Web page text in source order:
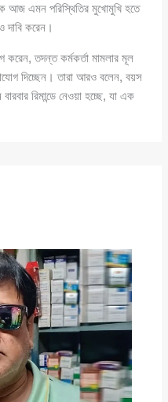
আজ এমন পরিস্থিতির মুখোমুখি হতে
দাবি করেন।
করেন, তদন্ত কর্মকর্তা মামলার মূল
দিচ্ছেন। তারা আরও বলেন, বয়স
রিমান্ডে নেওয়া হচ্ছে, যা এক